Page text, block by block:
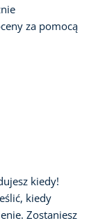
za pomocą
kiedy!
kiedy
Zostaniesz